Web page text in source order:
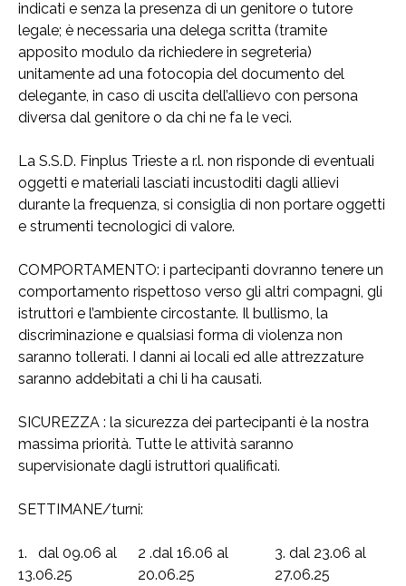
indicati e senza la presenza di un genitore o tutore
legale; è necessaria una delega scritta (tramite
apposito modulo da richiedere in segreteria)
unitamente ad una fotocopia del documento del
delegante, in caso di uscita dell’allievo con persona
diversa dal genitore o da chi ne fa le veci.
La S.S.D. Finplus Trieste a r.l. non risponde di eventuali
oggetti e materiali lasciati incustoditi dagli allievi
durante la frequenza, si consiglia di non portare oggetti
e strumenti tecnologici di valore.
COMPORTAMENTO: i partecipanti dovranno tenere un
comportamento rispettoso verso gli altri compagni, gli
istruttori e l’ambiente circostante. Il bullismo, la
discriminazione e qualsiasi forma di violenza non
saranno tollerati. I danni ai locali ed alle attrezzature
saranno addebitati a chi li ha causati.
SICUREZZA : la sicurezza dei partecipanti è la nostra
massima priorità. Tutte le attività saranno
supervisionate dagli istruttori qualificati.
SETTIMANE/turni:
1. dal 09.06 al
13.06.25
2 .dal 16.06 al
20.06.25
3. dal 23.06 al
27.06.25